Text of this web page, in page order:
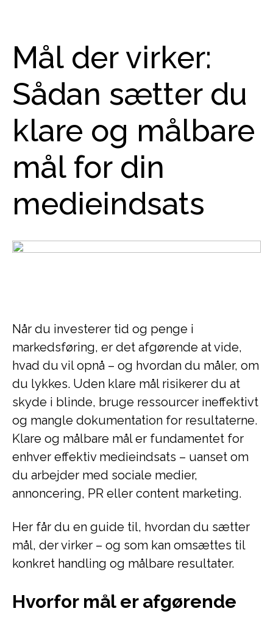
Mål der virker:
Sådan sætter du
klare og målbare
mål for din
medieindsats
Når du investerer tid og penge i
markedsføring, er det afgørende at vide,
hvad du vil opnå – og hvordan du måler, om
du lykkes. Uden klare mål risikerer du at
skyde i blinde, bruge ressourcer ineffektivt
og mangle dokumentation for resultaterne.
Klare og målbare mål er fundamentet for
enhver effektiv medieindsats – uanset om
du arbejder med sociale medier,
annoncering, PR eller content marketing.
Her får du en guide til, hvordan du sætter
mål, der virker – og som kan omsættes til
konkret handling og målbare resultater.
Hvorfor mål er afgørende